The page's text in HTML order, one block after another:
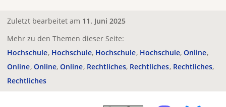
Zuletzt bearbeitet am 11. Juni 2025
Mehr zu den Themen dieser Seite:
Hochschule Hochschule Hochschule Hochschule Online
Online Online Online Rechtliches Rechtliches Rechtliches
Rechtliches